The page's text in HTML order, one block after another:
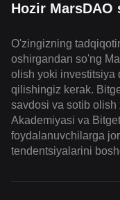
Hozir
O'zingizning
oshirgandan so'ng
olish yoki investitsiya
qilishingiz kerak.
savdosi va sotib
Akademiyasi va
foydalanuvchilarga
tendentsiyalarini